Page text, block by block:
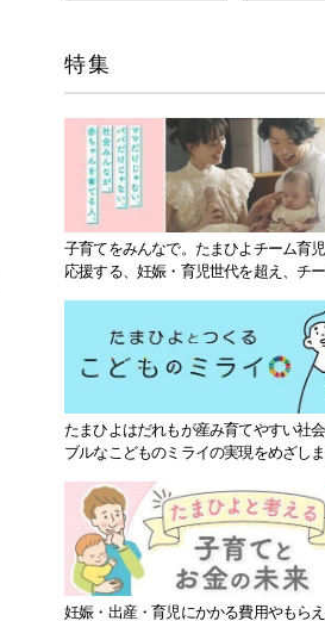
特集
子育てをみんなで。たまひよチーム育
応援する、妊娠・育児世代を超え、チ
たまひよはだれもが産み育てやすい社
ブルなこどものミライの実現をめざし
妊娠・出産・育児にかかる費用やもら